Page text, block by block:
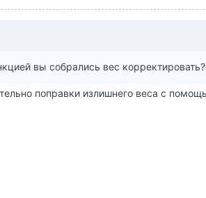
вы собрались вес корректировать?
поправки излишнего веса с